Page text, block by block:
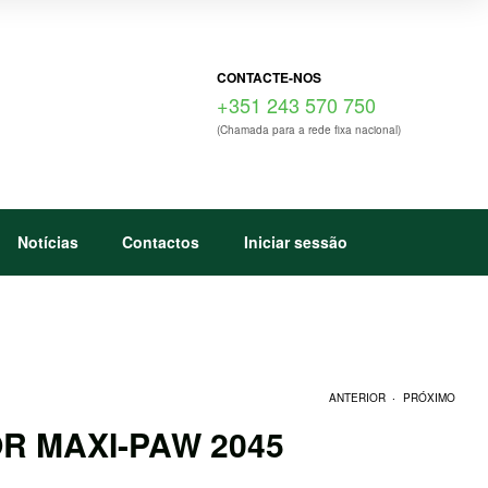
CONTACTE-NOS
+351 243 570 750
(Chamada para a rede fixa nacional)
Notícias Contactos Iniciar sessão
ANTERIOR . PRÓXIMO
MAXI-PAW 2045